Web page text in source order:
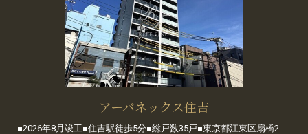
アーバネックス住吉
■2026年8月竣工■住吉駅徒歩5分■総戸数35戸■東京都江東区扇橋2-